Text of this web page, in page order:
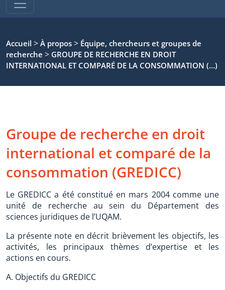
Accueil > À propos > Équipe, chercheurs et groupes de
recherche > GROUPE DE RECHERCHE EN DROIT
INTERNATIONAL ET COMPARÉ DE LA CONSOMMATION (…)
Groupe de recherche en droit
international et comparé de la
consommation (GREDICC)
Le GREDICC a été constitué en mars 2004 comme une
unité de recherche au sein du Département des
sciences juridiques de l’UQAM.
La présente note en décrit brièvement les objectifs, les
activités, les principaux thèmes d’expertise et les
actions en cours.
A. Objectifs du GREDICC